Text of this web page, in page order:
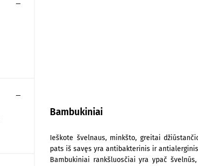
Bambukiniai
Ieškote švelnaus, minkšto, greitai
pats iš savęs yra antibakterinis ir
Bambukiniai rankšluosčiai yra ypač